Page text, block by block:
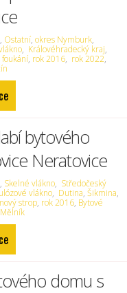
, Ostatní,okres Nymburk,
, Královéhradecký kraj,
foukání, rok 2016, rok 2022,
bytového
Neratovice
, Skelné vlákno, Středočeský
vlákno, Dutina,Šikmina,
strop, rok 2016, Bytové
domu s